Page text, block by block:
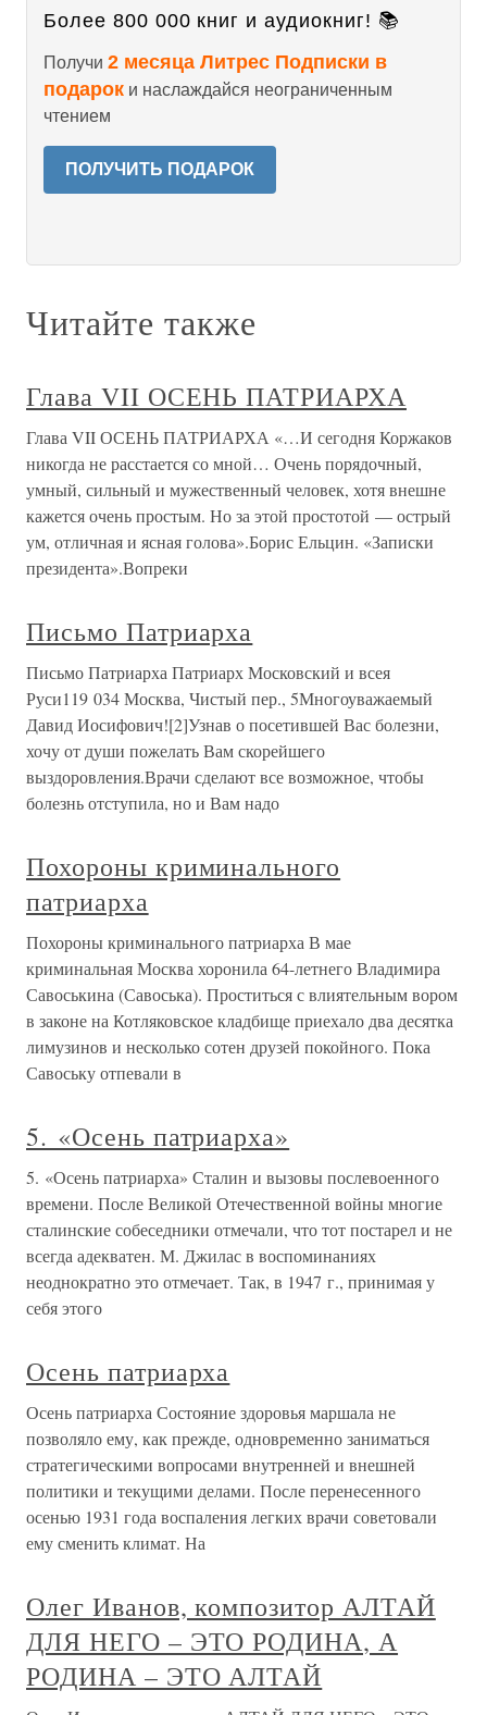
Более 800 000 книг и аудиокниг! 📚
Получи 2 месяца Литрес Подписки в
подарок и наслаждайся неограниченным
чтением
ПОЛУЧИТЬ ПОДАРОК
Читайте также
Глава VII ОСЕНЬ ПАТРИАРХА
Глава VII ОСЕНЬ ПАТРИАРХА «…И сегодня Коржаков
никогда не расстается со мной… Очень порядочный,
умный, сильный и мужественный человек, хотя внешне
кажется очень простым. Но за этой простотой — острый
ум, отличная и ясная голова».Борис Ельцин. «Записки
президента».Вопреки
Письмо Патриарха
Письмо Патриарха Патриарх Московский и всея
Руси119 034 Москва, Чистый пер., 5Многоуважаемый
Давид Иосифович![2]Узнав о посетившей Вас болезни,
хочу от души пожелать Вам скорейшего
выздоровления.Врачи сделают все возможное, чтобы
болезнь отступила, но и Вам надо
Похороны криминального
патриарха
Похороны криминального патриарха В мае
криминальная Москва хоронила 64-летнего Владимира
Савоськина (Савоська). Проститься с влиятельным вором
в законе на Котляковское кладбище приехало два десятка
лимузинов и несколько сотен друзей покойного. Пока
Савоську отпевали в
5. «Осень патриарха»
5. «Осень патриарха» Сталин и вызовы послевоенного
времени. После Великой Отечественной войны многие
сталинские собеседники отмечали, что тот постарел и не
всегда адекватен. М. Джилас в воспоминаниях
неоднократно это отмечает. Так, в 1947 г., принимая у
себя этого
Осень патриарха
Осень патриарха Состояние здоровья маршала не
позволяло ему, как прежде, одновременно заниматься
стратегическими вопросами внутренней и внешней
политики и текущими делами. После перенесенного
осенью 1931 года воспаления легких врачи советовали
ему сменить климат. На
Олег Иванов, композитор АЛТАЙ
ДЛЯ НЕГО – ЭТО РОДИНА, А
РОДИНА – ЭТО АЛТАЙ